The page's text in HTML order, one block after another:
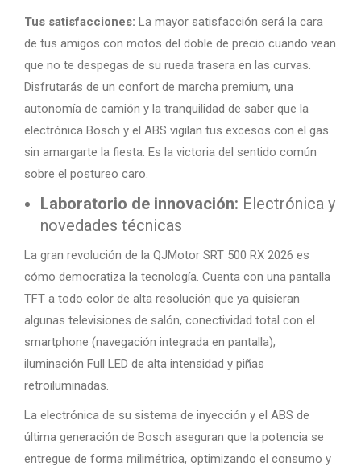
Tus satisfacciones: La mayor satisfacción será la cara
de tus amigos con motos del doble de precio cuando vean
que no te despegas de su rueda trasera en las curvas.
Disfrutarás de un confort de marcha premium, una
autonomía de camión y la tranquilidad de saber que la
electrónica Bosch y el ABS vigilan tus excesos con el gas
sin amargarte la fiesta. Es la victoria del sentido común
sobre el postureo caro.
Laboratorio de innovación: Electrónica y
novedades técnicas
La gran revolución de la QJMotor SRT 500 RX 2026 es
cómo democratiza la tecnología. Cuenta con una pantalla
TFT a todo color de alta resolución que ya quisieran
algunas televisiones de salón, conectividad total con el
smartphone (navegación integrada en pantalla),
iluminación Full LED de alta intensidad y piñas
retroiluminadas.
La electrónica de su sistema de inyección y el ABS de
última generación de Bosch aseguran que la potencia se
entregue de forma milimétrica, optimizando el consumo y